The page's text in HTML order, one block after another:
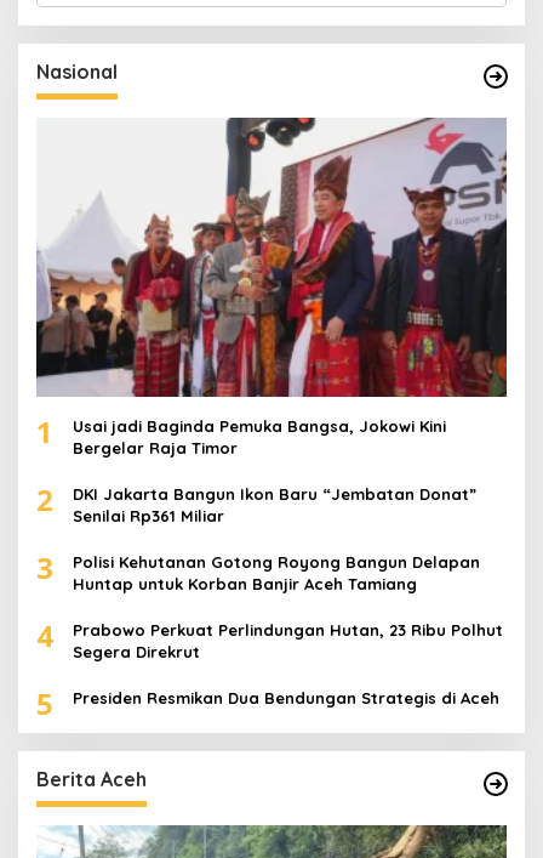
i
u
n
t
Nasional
1
Usai jadi Baginda Pemuka Bangsa, Jokowi Kini
Bergelar Raja Timor
2
DKI Jakarta Bangun Ikon Baru “Jembatan Donat”
Senilai Rp361 Miliar
3
Polisi Kehutanan Gotong Royong Bangun Delapan
Huntap untuk Korban Banjir Aceh Tamiang
4
Prabowo Perkuat Perlindungan Hutan, 23 Ribu Polhut
Segera Direkrut
5 Presiden Resmikan Dua Bendungan Strategis di Aceh
Berita Aceh